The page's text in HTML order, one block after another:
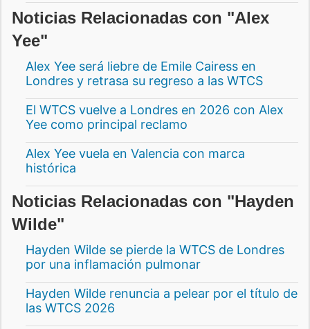
Noticias Relacionadas con "Alex
Yee"
Alex Yee será liebre de Emile Cairess en
Londres y retrasa su regreso a las WTCS
El WTCS vuelve a Londres en 2026 con Alex
Yee como principal reclamo
Alex Yee vuela en Valencia con marca
histórica
Noticias Relacionadas con "Hayden
Wilde"
Hayden Wilde se pierde la WTCS de Londres
por una inflamación pulmonar
Hayden Wilde renuncia a pelear por el título de
las WTCS 2026